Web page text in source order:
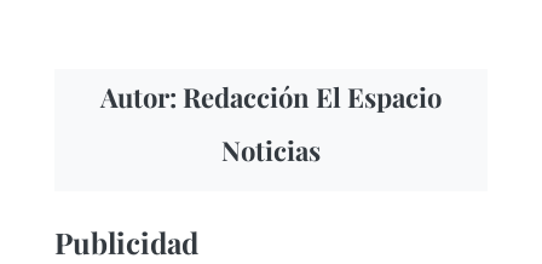
Autor: Redacción El Espacio
Noticias
Publicidad